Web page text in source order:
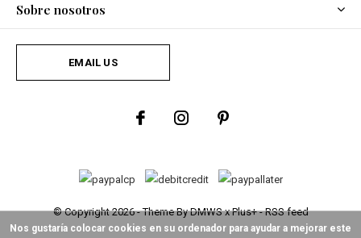
Sobre nosotros
EMAIL US
© Copyright2026- Theme ByDMWSxPlus+-RSS feed
Nos gustaría colocar cookies en su ordenador para ayudar a mejorar este